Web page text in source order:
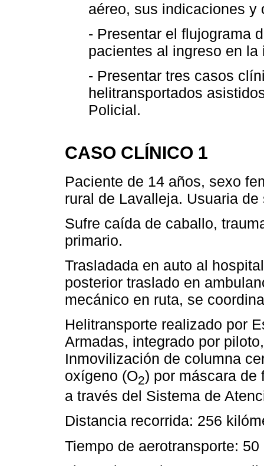
aéreo, sus indicaciones y
- Presentar el flujograma
pacientes al ingreso en la
- Presentar tres casos
helitransportados
Policial.
CASO CLÍNICO 1
Paciente de 14 años, sexo
rural de Lavalleja. Usuaria
Sufre caída de caballo,
primario.
Trasladada en auto al
posterior traslado en
mecánico en ruta, se
Helitransporte realizado por
Armadas, integrado por
Inmovilización de columna
oxígeno (O2) por máscara de
a través del Sistema de
Distancia recorrida: 256
Tiempo de aerotransporte: